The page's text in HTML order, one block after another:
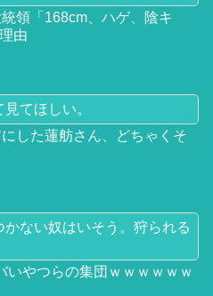
領「168cm、ハゲ、陰キ
由
てほしい。
した蓮舫さん、どちゃくそ
ない奴はいそう。狩られる
いやつらの集団ｗｗｗｗｗｗ